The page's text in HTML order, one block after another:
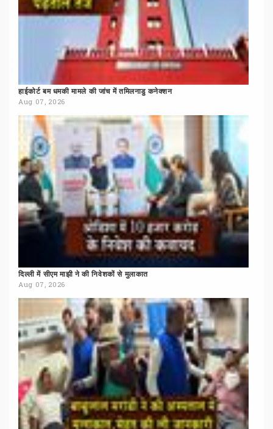
हाईकोर्ट बम धमकी मामले की जांच में तमिलनाडु कनेक्शन
Aug 07, 2026
दिल्ली में सीएम माझी ने की निवेशकों से मुलाकात
Aug 07, 2026